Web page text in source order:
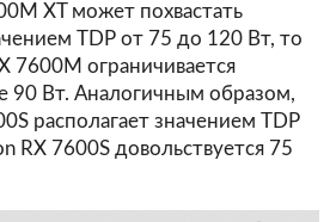
XT может похвастать
TDP от 75 до 120 Вт, то
7600M ограничивается
90 Вт. Аналогичным образом,
располагает значением TDP
RX 7600S довольствуется 75